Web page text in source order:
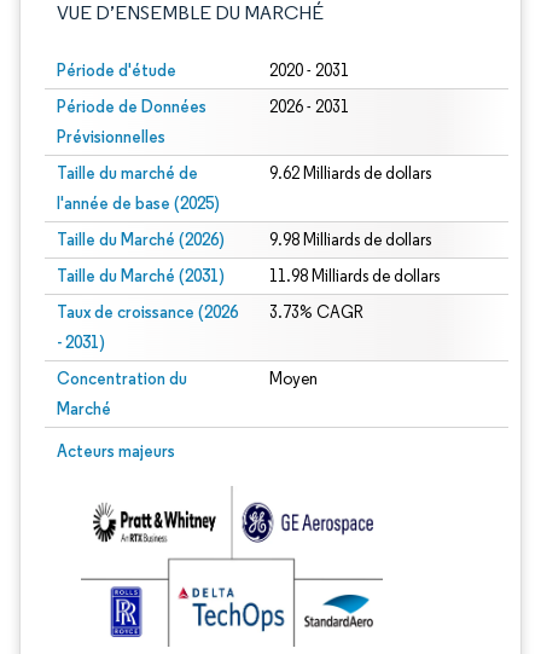
VUE D’ENSEMBLE DU MARCHÉ
Période d'étude 2020 - 2031
Période de Données
Prévisionnelles
2026 - 2031
Taille du marché de
l'année de base (2025)
9.62 Milliards de dollars
Taille du Marché (2026) 9.98 Milliards de dollars
Taille du Marché (2031) 11.98 Milliards de dollars
Taux de croissance (2026
- 2031)
3.73% CAGR
Concentration du
Marché
Moyen
Acteurs majeurs
Image © Mordor Intelligence. La réutilisation nécessite une attribution sous CC